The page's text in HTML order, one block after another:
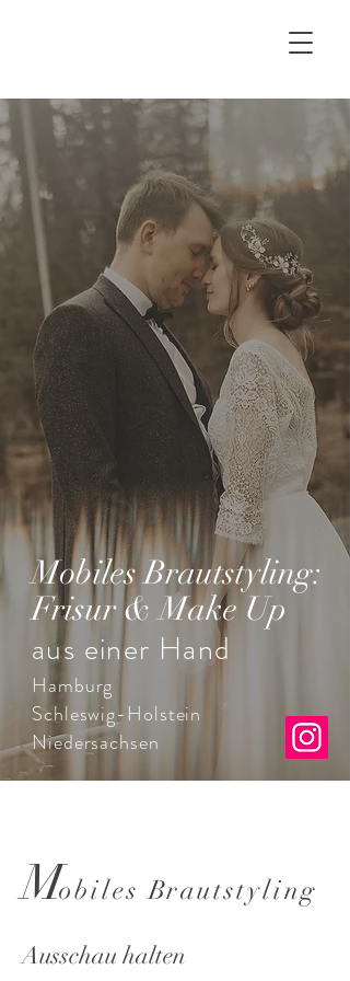
Mobiles Brautstyling:
Frisur & Make Up
aus einer Hand
Hamburg
Schleswig-Holstein
Niedersachsen
MobilesBrautstyling
Ausschau halten